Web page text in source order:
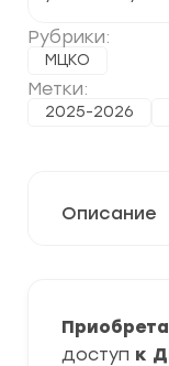
Рубрики:
МЦКО
Метки:
2025-2026
Описание
доступ к